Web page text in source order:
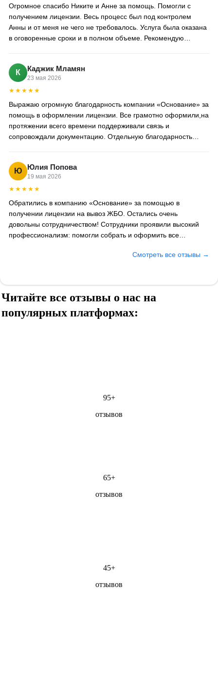
Огромное спасибо Никите и Анне за помощь. Помогли с
получением лицензии. Весь процесс был под контролем
Анны и от меня не чего не требовалось. Услуга была оказана
в оговоренные сроки и в полном объеме. Рекомендую
К Каджик Мламян
23 мая 2026
★★★★★
Выражаю огромную благодарность компании «Основание» за
помощь в оформлении лицензии. Все грамотно оформили,на
протяжении всего времени поддерживали связь и
сопровождали документацию. Отдельную благодарность
Ю Юлия Попова
19 мая 2026
★★★★★
Обратились в компанию «Основание» за помощью в
получении лицензии на вывоз ЖБО. Остались очень
довольны сотрудничеством! Сотрудники проявили высокий
профессионализм: помогли собрать и оформить все
Лицензию получили даже раньше оговоренного срока.
Смотреть все отзывы →
Читайте все отзывы о нас на
популярных платформах:
95+
отзывов
65+
отзывов
45+
отзывов